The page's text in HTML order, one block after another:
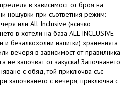
в зависимост от броя на
нощувки при съответния режим:
или All Inclusive (всичко
в хотели на база ALL INCLUSIVE
и безалкохолни напитки) храненията
вечеря в зависимост от правилника
не започват от закуска! Започването
с обяд, той приключва със
започването с вечеря, приключва с